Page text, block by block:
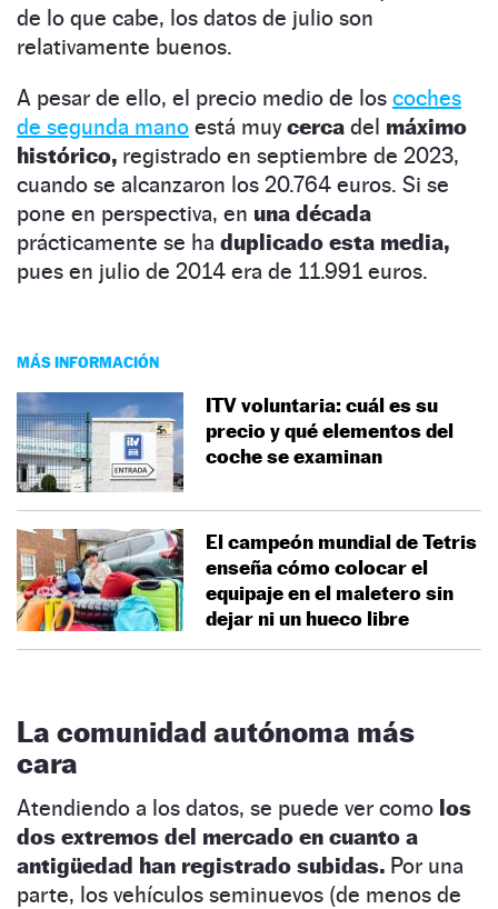
de lo que cabe, los datos de julio son
relativamente buenos.
A pesar de ello, el precio medio de los coches
de segunda mano está muycerca del máximo
histórico, registrado en septiembre de 2023,
cuando se alcanzaron los 20.764 euros. Si se
pone en perspectiva, en una década
prácticamente se ha duplicado esta media,
pues en julio de 2014 era de 11.991 euros.
MÁS INFORMACIÓN
ITV voluntaria: cuál es su
precio y qué elementos del
coche se examinan
El campeón mundial de Tetris
enseña cómo colocar el
equipaje en el maletero sin
dejar ni un hueco libre
La comunidad autónoma más
cara
Atendiendo a los datos, se puede ver como los
dos extremos del mercado en cuanto a
antigüedad han registrado subidas. Por una
parte, los vehículos seminuevos (de menos de